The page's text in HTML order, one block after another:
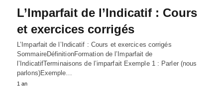
L’Imparfait de l’Indicatif : Cours
et exercices corrigés
L’Imparfait de l’Indicatif : Cours et exercices corrigés
SommaireDéfinitionFormation de l’Imparfait de
l’IndicatifTerminaisons de l’imparfait Exemple 1 : Parler (nous
parlons)Exemple…
1 an